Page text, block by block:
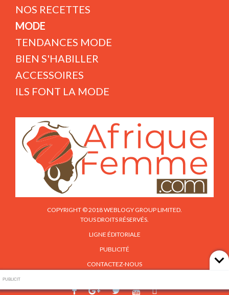
NOS RECETTES
MODE
TENDANCES MODE
BIEN S'HABILLER
ACCESSOIRES
ILS FONT LA MODE
COPYRIGHT © 2018 WEBLOGY GROUP LIMITED.
TOUS DROITS RÉSERVÉS.
LIGNE ÉDITORIALE
PUBLICITÉ
CONTACTEZ-NOUS
PUBLICIT